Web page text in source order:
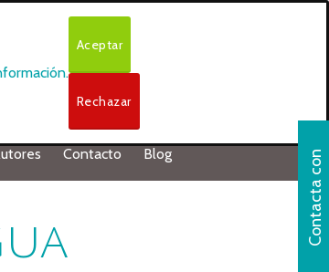
Contacto Blog C
o
n
t
a
c
t
a
o
n
n
o
s
o
t
r
o
Aceptar
Rechazar